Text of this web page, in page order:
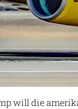
will die